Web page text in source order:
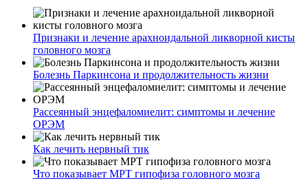
Признаки и лечение арахноидальной ликворной кисты
головного мозга
Болезнь Паркинсона и продолжительность жизни
Рассеянный энцефаломиелит: симптомы и лечение
ОРЭМ
Как лечить нервный тик
Что показывает МРТ гипофиза головного мозга